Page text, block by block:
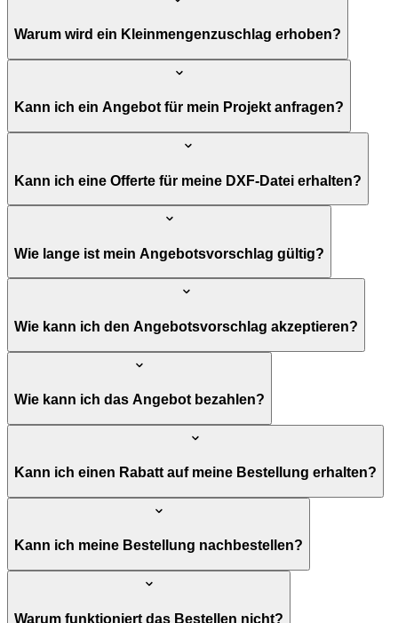
Warum wird ein Kleinmengenzuschlag erhoben?
Kann ich ein Angebot für mein Projekt anfragen?
Kann ich eine Offerte für meine DXF-Datei erhalten?
Wie lange ist mein Angebotsvorschlag gültig?
Wie kann ich den Angebotsvorschlag akzeptieren?
Wie kann ich das Angebot bezahlen?
Kann ich einen Rabatt auf meine Bestellung erhalten?
Kann ich meine Bestellung nachbestellen?
Warum funktioniert das Bestellen nicht?